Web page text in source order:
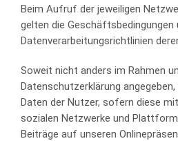
Beim Aufruf der jeweiligen
gelten die Geschäftsbedingungen
Datenverarbeitungsrichtlinien
Soweit nicht anders im Rahmen
Datenschutzerklärung
Daten der Nutzer, sofern diese
sozialen Netzwerke und
Beiträge auf unseren